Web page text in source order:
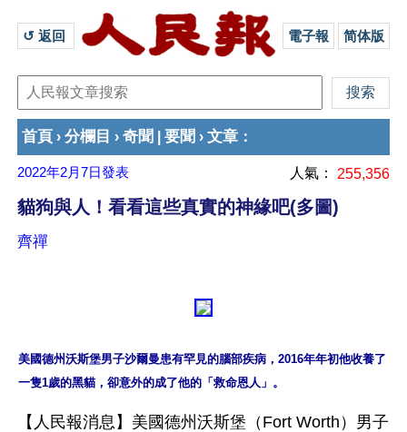
↺ 返回 電子報 简体版
首頁 › 分欄目 › 奇聞 要聞 › 文章 ：
2022年2月7日發表 人氣： 255,356
貓狗與人！看看這些真實的神緣吧(多圖)
齊禪
美國德州沃斯堡男子沙爾曼患有罕見的腦部疾病，2016年年初他收養了
【人民報消息】美國德州沃斯堡（Fort Worth）男子